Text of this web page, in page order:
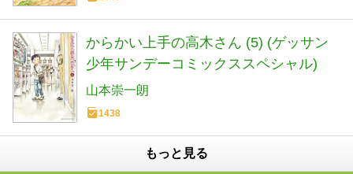
からかい上手の高木さん (5) (ゲッサン
少年サンデーコミックススペシャル)
山本崇一朗
1438
もっと見る